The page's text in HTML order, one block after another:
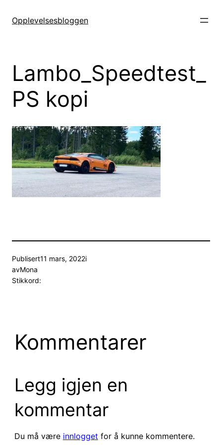
Opplevelsesbloggen
Lambo_Speedtest_
PS kopi
Publisert11 mars, 2022i
avMona
Stikkord:
Kommentarer
Legg igjen en
kommentar
Du må være innlogget for å kunne kommentere.